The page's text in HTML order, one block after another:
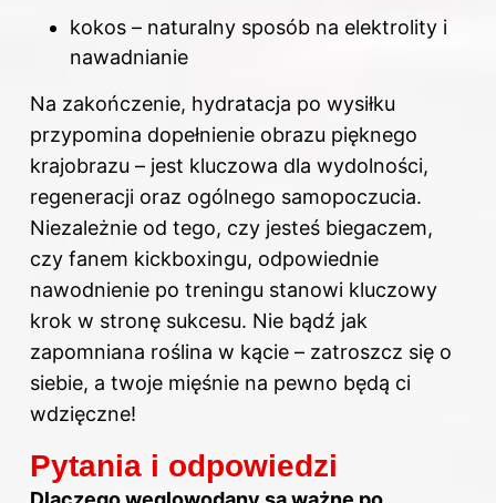
kokos – naturalny sposób na elektrolity i
nawadnianie
Na zakończenie, hydratacja po wysiłku
przypomina dopełnienie obrazu pięknego
krajobrazu – jest kluczowa dla wydolności,
regeneracji oraz ogólnego samopoczucia.
Niezależnie od tego, czy jesteś biegaczem,
czy fanem kickboxingu, odpowiednie
nawodnienie po treningu stanowi kluczowy
krok w stronę sukcesu. Nie bądź jak
zapomniana roślina w kącie – zatroszcz się o
siebie, a twoje mięśnie na pewno będą ci
wdzięczne!
Pytania i odpowiedzi